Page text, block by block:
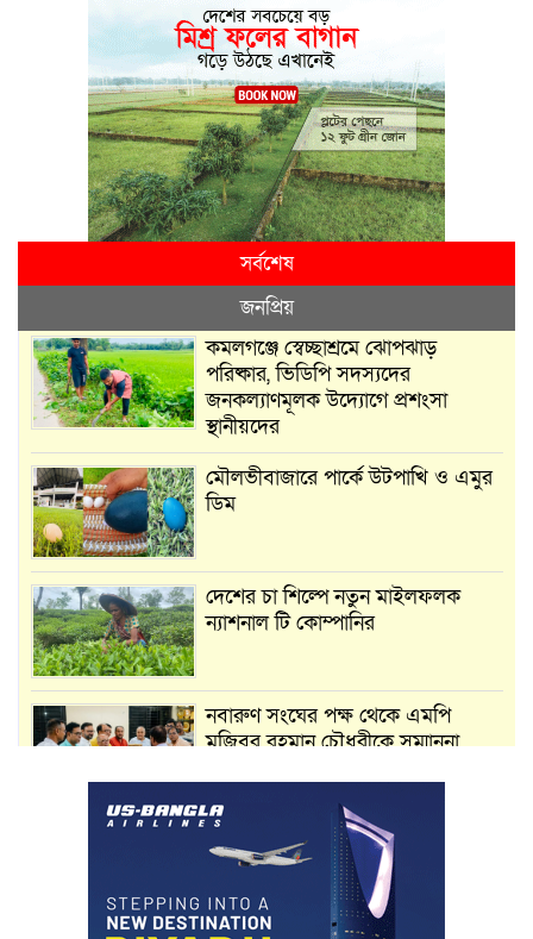
সর্বশেষ
জনপ্রিয়
কমলগঞ্জে স্বেচ্ছাশ্রমে ঝোপঝাড়
পরিষ্কার, ভিডিপি সদস্যদের
জনকল্যাণমূলক উদ্যোগে প্রশংসা
স্থানীয়দের
মৌলভীবাজারে পার্কে উটপাখি ও এমুর
ডিম
দেশের চা শিল্পে নতুন মাইলফলক
ন্যাশনাল টি কোম্পানির
নবারুণ সংঘের পক্ষ থেকে এমপি
মুজিবুর রহমান চৌধুরীকে সম্মাননা
মার্শাল আর্ট ক্লাব কাপে ‘জুসা মার্শাল
আর্ট’ এর সাফল্য, শ্রীমঙ্গলের আয়াত ও
আইরাহ ঝুলিতে ৪ পদক